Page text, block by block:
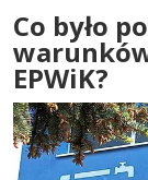
Co było
EPWiK?